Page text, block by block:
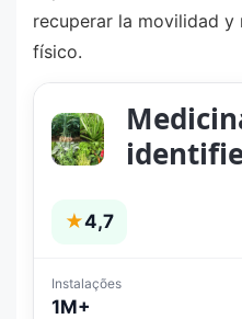
recuperar la movilidad y
físico.
★4,7
Instalações
1M+